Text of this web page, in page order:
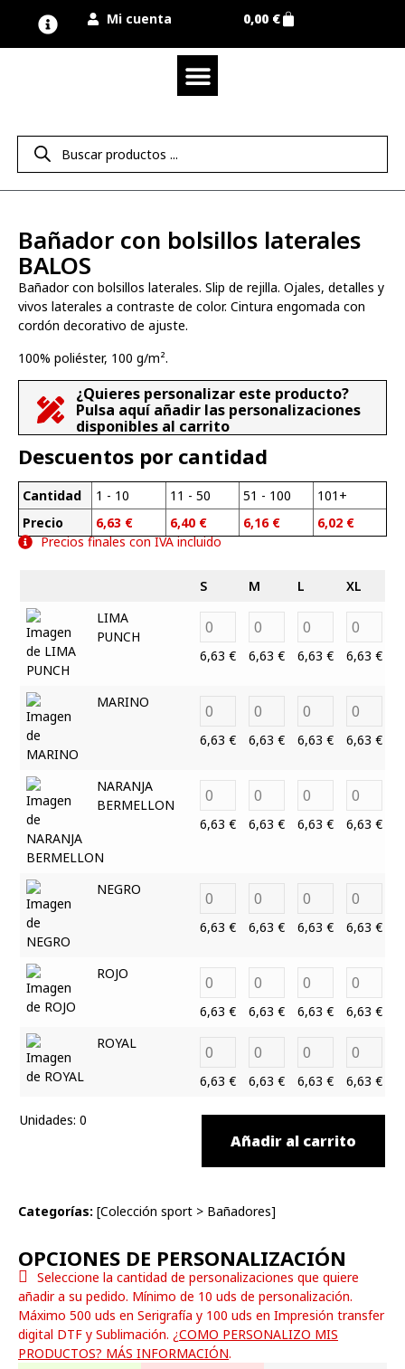
Mi cuenta 0,00 €
Bañador con bolsillos laterales
BALOS
Bañador con bolsillos laterales. Slip de rejilla. Ojales, detalles y
vivos laterales a contraste de color. Cintura engomada con
cordón decorativo de ajuste.
100% poliéster, 100 g/m².
¿Quieres personalizar este producto?
Pulsa aquí añadir las personalizaciones
disponibles al carrito
Descuentos por cantidad
Cantidad
Precio
1 - 10
6,63 €
11 - 50
6,40 €
51 - 100
6,16 €
101+
6,02 €
Precios finales con IVA incluido
S M L XL
LIMA
PUNCH
6,63 € 6,63 € 6,63 € 6,63 €
MARINO
6,63 € 6,63 € 6,63 € 6,63 €
NARANJA
BERMELLON
6,63 € 6,63 € 6,63 € 6,63 €
NEGRO
6,63 € 6,63 € 6,63 € 6,63 €
ROJO
6,63 € 6,63 € 6,63 € 6,63 €
ROYAL
6,63 € 6,63 € 6,63 € 6,63 €
Unidades: 0
Añadir al carrito
Categorías: [Colección sport > Bañadores]
OPCIONES DE PERSONALIZACIÓN
Seleccione la cantidad de personalizaciones que quiere
añadir a su pedido. Mínimo de 10 uds de personalización.
Máximo 500 uds en Serigrafía y 100 uds en Impresión transfer
digital DTF y Sublimación. ¿COMO PERSONALIZO MIS
PRODUCTOS? MÁS INFORMACIÓN.